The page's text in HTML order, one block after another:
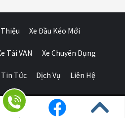
Xe Đầu Kéo Mới
Tải VAN Xe Chuyên Dụng
Tin Tức Dịch Vụ Liên Hệ
Xe Đầu Kéo Mỹ by Huỳnh Gia Phát.